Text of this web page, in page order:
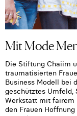
Mit Mode
Die Stiftung Chaiim
traumatisierten
Business Modell bei
geschütztes Umfeld,
Werkstatt mit fairem
den Frauen